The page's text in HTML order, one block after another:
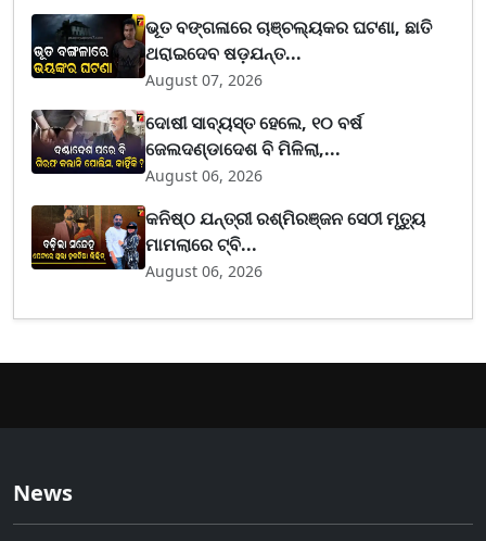
ଭୂତ ବଙ୍ଗଳାରେ ଚାଞ୍ଚଲ୍ୟକର ଘଟଣା, ଛାତି
ଥରାଇଦେବ ଷଡ଼ଯନ୍ତ...
August 07, 2026
ଦୋଷୀ ସାବ୍ୟସ୍ତ ହେଲେ, ୧୦ ବର୍ଷ
ଜେଲଦଣ୍ଡାଦେଶ ବି ମିଳିଲା,...
August 06, 2026
କନିଷ୍ଠ ଯନ୍ତ୍ରୀ ରଶ୍ମିରଞ୍ଜନ ସେଠୀ ମୃତ୍ୟୁ
ମାମଲାରେ ଟ୍ବି...
August 06, 2026
News